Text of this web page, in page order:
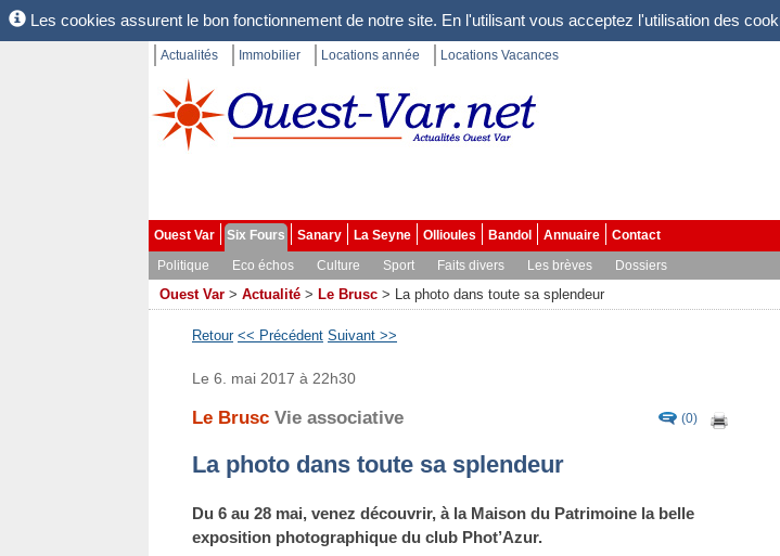
Les cookies assurent le bon fonctionnement de notre site. En l'utilisant vous acceptez l'utilisation des
Actualités Immobilier Locations année Locations Vacances
Ouest Var Six Fours Sanary La Seyne Ollioules Bandol Annuaire
Contact
Politique
Eco échos Culture Sport Faits divers Les brèves Dossiers
Ouest Var > Actualité > Le Brusc > La photo dans toute sa splendeur
Retour << Précédent Suivant >>
(0)
Le 6. mai 2017 à 22h30
Le Brusc Vie associative
La photo dans toute sa splendeur
Du 6 au 28 mai, venez découvrir, à la Maison du Patrimoine la belle
exposition photographique du club Phot’Azur.